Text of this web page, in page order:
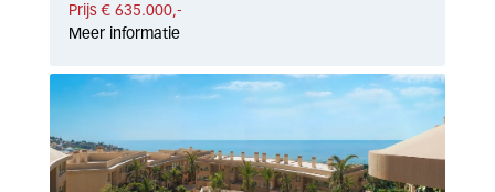
Prijs € 635.000,-
Meer informatie